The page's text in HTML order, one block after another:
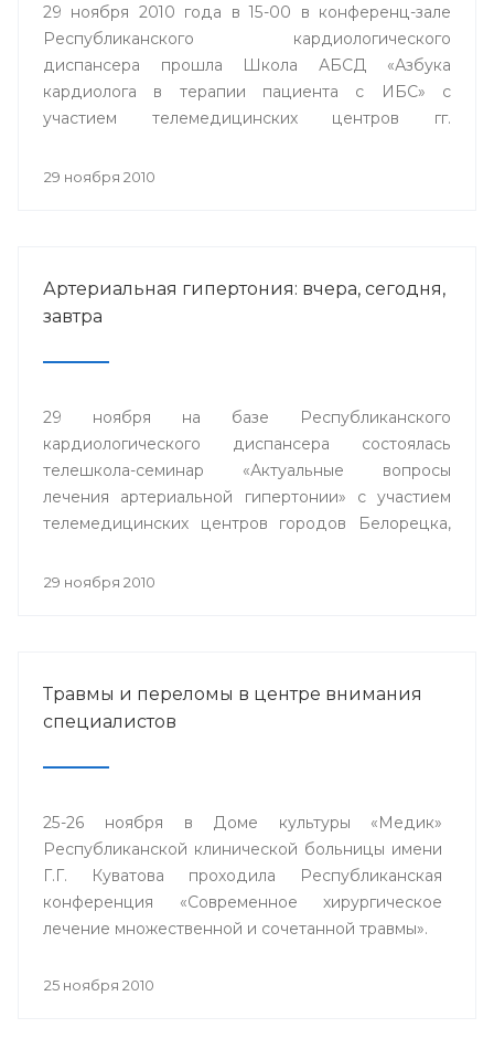
29 ноября 2010 года в 15-00 в конференц-зале
Республиканского кардиологического
диспансера прошла Школа АБСД «Азбука
кардиолога в терапии пациента с ИБС» с
участием телемедицинских центров гг.
29 ноября 2010
Артериальная гипертония: вчера, сегодня,
завтра
29 ноября на базе Республиканского
кардиологического диспансера состоялась
телешкола-семинар «Актуальные вопросы
лечения артериальной гипертонии» с участием
телемедицинских центров городов Белорецка,
республики.
29 ноября 2010
Травмы и переломы в центре внимания
специалистов
25-26 ноября в Доме культуры «Медик»
Республиканской клинической больницы имени
Г.Г. Куватова проходила Республиканская
конференция «Современное хирургическое
лечение множественной и сочетанной травмы».
25 ноября 2010